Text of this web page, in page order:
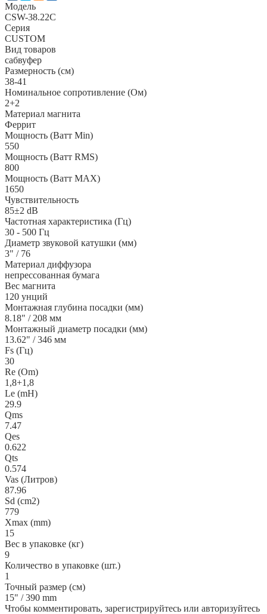
Модель
CSW-38.22C
Серия
CUSTOM
Вид товаров
сабвуфер
Размерность (см)
38-41
Номинальное сопротивление (Ом)
2+2
Материал магнита
Феррит
Мощность (Ватт Min)
550
Мощность (Ватт RMS)
800
Мощность (Ватт MAX)
1650
Чувствительность
85±2 dB
Частотная характеристика (Гц)
30 - 500 Гц
Диаметр звуковой катушки (мм)
3" / 76
Материал диффузора
непрессованная бумага
Вес магнита
120 унций
Монтажная глубина посадки (мм)
8.18" / 208 мм
Монтажный диаметр посадки (мм)
13.62" / 346 мм
Fs (Гц)
30
Re (Om)
1,8+1,8
Le (mH)
29.9
Qms
7.47
Qes
0.622
Qts
0.574
Vas (Литров)
87.96
Sd (cm2)
779
Xmax (mm)
15
Вес в упаковке (кг)
9
Количество в упаковке (шт.)
1
Точный размер (см)
15" / 390 mm
Чтобы комментировать, зарегистрируйтесь или авторизуйтесь